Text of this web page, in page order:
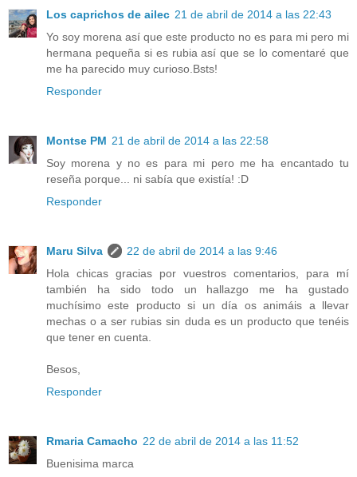
Los caprichos de ailec 21 de abril de 2014 a las 22:43
Yo soy morena así que este producto no es para mi pero mi
hermana pequeña si es rubia así que se lo comentaré que
me ha parecido muy curioso.Bsts!
Responder
Montse PM 21 de abril de 2014 a las 22:58
Soy morena y no es para mi pero me ha encantado tu
reseña porque... ni sabía que existía! :D
Responder
Maru Silva
22 de abril de 2014 a las 9:46
Hola chicas gracias por vuestros comentarios, para mí
también ha sido todo un hallazgo me ha gustado
muchísimo este producto si un día os animáis a llevar
mechas o a ser rubias sin duda es un producto que tenéis
que tener en cuenta.
Besos,
Responder
Rmaria Camacho 22 de abril de 2014 a las 11:52
Buenisima marca